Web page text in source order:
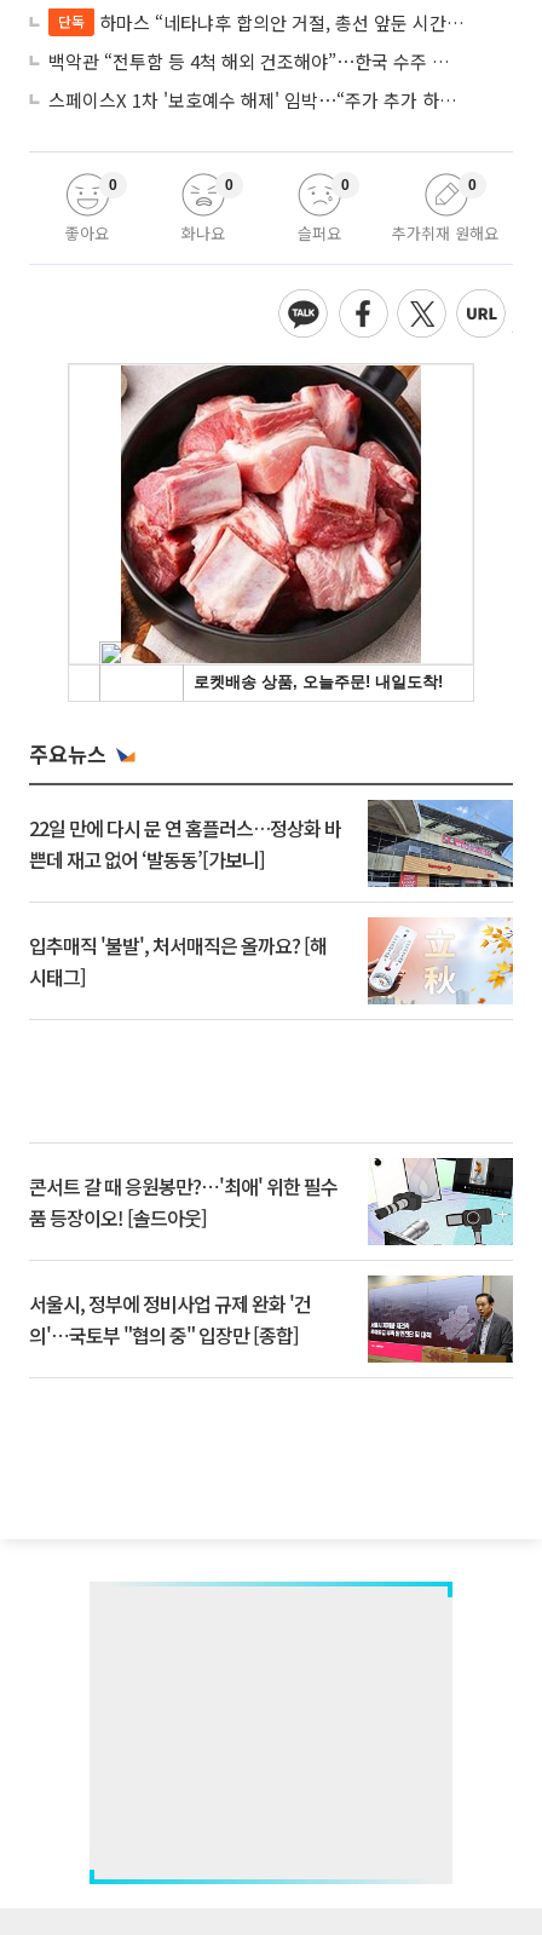
단독
하마스 “네타냐후 합의안 거절, 총선 앞둔 시간 끌기”
백악관 “전투함 등 4척 해외 건조해야”⋯한국 수주 기대
스페이스X 1차 '보호예수 해제' 임박⋯“주가 추가 하락 가능성”
좋아요
0
화나요
0
슬퍼요
0
추가취재 원해요
0
주요뉴스
22일 만에 다시 문 연 홈플러스…정상화 바
쁜데 재고 없어 ‘발동동’[가보니]
입추매직 '불발', 처서매직은 올까요? [해
시태그]
콘서트 갈 때 응원봉만?⋯'최애' 위한 필수
품 등장이오! [솔드아웃]
서울시, 정부에 정비사업 규제 완화 '건
의'⋯국토부 "협의 중" 입장만 [종합]